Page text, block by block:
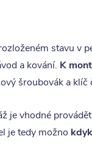
stavu v
a kování. K
šroubovák a
je vhodné
je tedy možno